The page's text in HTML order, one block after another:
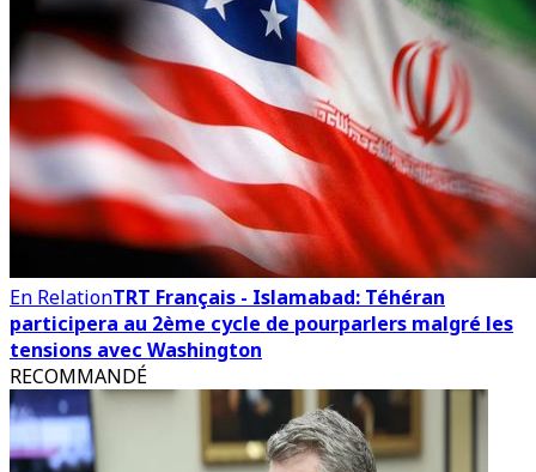
En RelationTRT Français - Islamabad: Téhéran
participera au 2ème cycle de pourparlers malgré les
tensions avec Washington
RECOMMANDÉ